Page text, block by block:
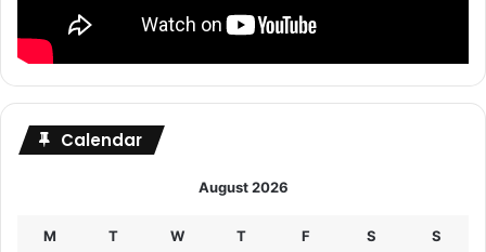
Calendar
August 2026
M T W T F S S